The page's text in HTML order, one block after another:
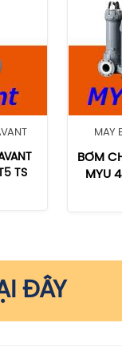
TS
MÁY
BƠM
MYU
ĐÂY